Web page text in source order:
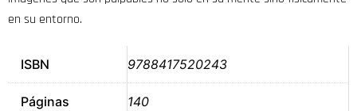
en su entorno.
ISBN 9788417520243
Páginas 140